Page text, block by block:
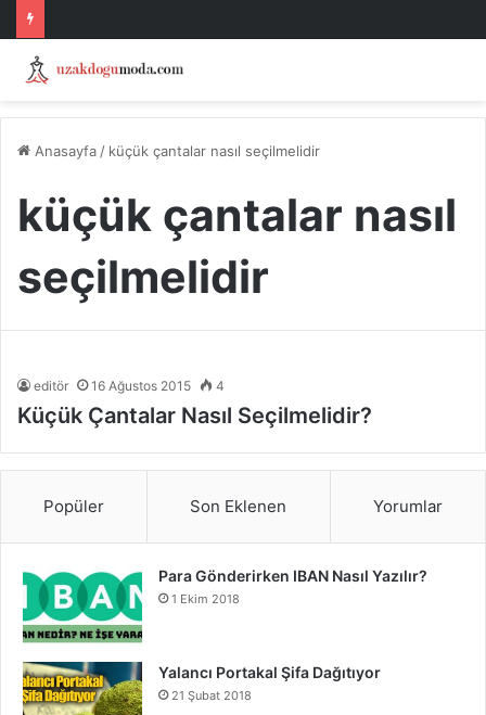
Anasayfa / küçük çantalar nasıl seçilmelidir
küçük çantalar nasıl
seçilmelidir
editör 16 Ağustos 2015 4
Küçük Çantalar Nasıl Seçilmelidir?
Popüler Son Eklenen Yorumlar
Para Gönderirken IBAN Nasıl Yazılır?
1 Ekim 2018
Yalancı Portakal Şifa Dağıtıyor
21 Şubat 2018